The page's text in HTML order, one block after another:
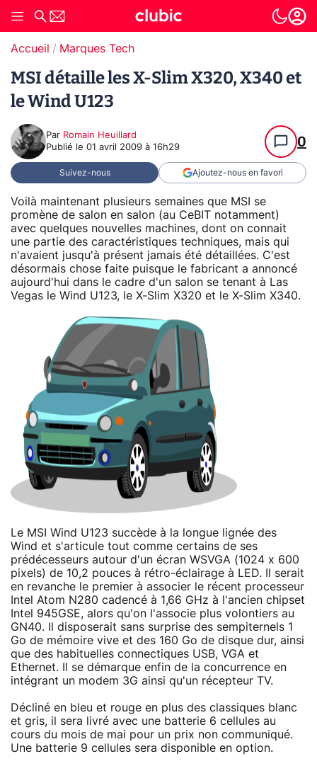
Accueil Marques Tech
MSI détaille les X-Slim X320, X340 et
le Wind U123
Par Romain Heuillard
Publié le 01 avril 2009 à 16h29 0
Suivez-nous Ajoutez-nous en favori
Voilà maintenant plusieurs semaines que MSI se
promène de salon en salon (au CeBIT notamment)
avec quelques nouvelles machines, dont on connait
une partie des caractéristiques techniques, mais qui
n'avaient jusqu'à présent jamais été détaillées. C'est
désormais chose faite puisque le fabricant a annoncé
aujourd'hui dans le cadre d'un salon se tenant à Las
Vegas le Wind U123, le X-Slim X320 et le X-Slim X340.
Le MSI Wind U123 succède à la longue lignée des
Wind et s'articule tout comme certains de ses
prédécesseurs autour d'un écran WSVGA (1024 x 600
pixels) de 10,2 pouces à rétro-éclairage à LED. Il serait
en revanche le premier à associer le récent processeur
Intel Atom N280 cadencé à 1,66 GHz à l'ancien chipset
Intel 945GSE, alors qu'on l'associe plus volontiers au
GN40. Il disposerait sans surprise des sempiternels 1
Go de mémoire vive et des 160 Go de disque dur, ainsi
que des habituelles connectiques USB, VGA et
Ethernet. Il se démarque enfin de la concurrence en
intégrant un modem 3G ainsi qu'un récepteur TV.
Décliné en bleu et rouge en plus des classiques blanc
et gris, il sera livré avec une batterie 6 cellules au
cours du mois de mai pour un prix non communiqué.
Une batterie 9 cellules sera disponible en option.